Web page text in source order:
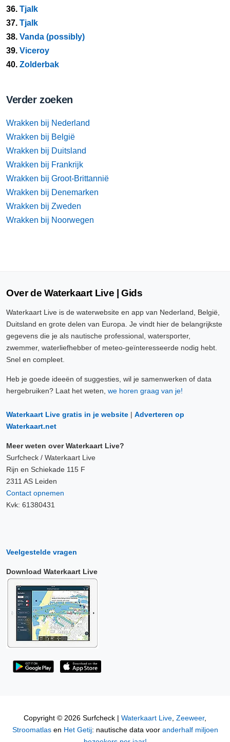
36. Tjalk
37. Tjalk
38. Vanda (possibly)
39. Viceroy
40. Zolderbak
Verder zoeken
Wrakken bij Nederland
Wrakken bij België
Wrakken bij Duitsland
Wrakken bij Frankrijk
Wrakken bij Groot-Brittannië
Wrakken bij Denemarken
Wrakken bij Zweden
Wrakken bij Noorwegen
Over de Waterkaart Live | Gids
Waterkaart Live is de waterwebsite en app van Nederland, België,
Duitsland en grote delen van Europa. Je vindt hier de belangrijkste
gegevens die je als nautische professional, watersporter,
zwemmer, waterliefhebber of meteo-geïnteresseerde nodig hebt.
Snel en compleet.
Heb je goede ideeën of suggesties, wil je samenwerken of data
hergebruiken? Laat het weten, we horen graag van je!
Waterkaart Live gratis in je website | Adverteren op
Waterkaart.net
Meer weten over Waterkaart Live?
Surfcheck / Waterkaart Live
Rijn en Schiekade 115 F
2311 AS Leiden
Contact opnemen
Kvk: 61380431
Veelgestelde vragen
Download Waterkaart Live
Copyright © 2026 Surfcheck | Waterkaart Live, Zeeweer,
Stroomatlasen Het Getij: nautische data voor anderhalf miljoen